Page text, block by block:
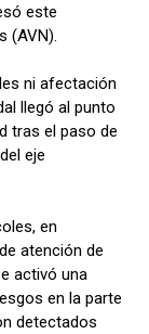
este
(AVN).
ni afectación
llegó al punto
tras el paso de
eje
en
atención de
activó una
en la parte
detectados